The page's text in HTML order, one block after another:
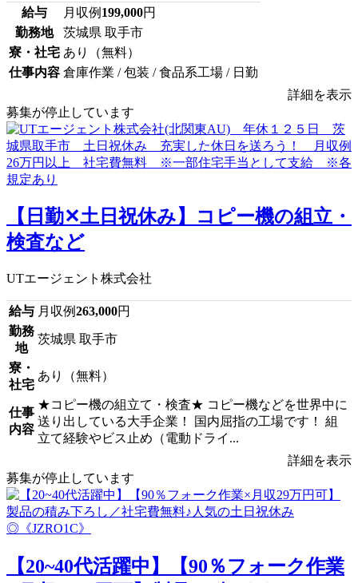
給与 月収例 199,000円
勤務地
茨城県 取手市
寮・社宅 あり（無料）
仕事内容 倉庫作業 / 包装 / 食品系工場 / 日勤
詳細を表示
募集が停止しています
【日勤✕土日祝休み】コピー機の組立・
検査など
UTエージェント株式会社
給与 月収例263,000円
勤務
地
茨城県 取手市
寮・
社宅
あり（無料）
仕事
内容
★コピー機の組立て・検査★ コピー機などを世界中に
送り出している大手企業！ 国内屈指の工場です！ 組
立て経験やビス止め（電動ドライ...
詳細を表示
募集が停止しています
【20~40代活躍中】【90％フォーク作業